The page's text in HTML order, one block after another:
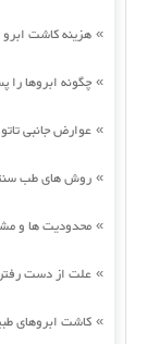
» هزینه کاشت ابرو
» چگونه ابروها
» عوارض جانبی
» روش های طب
» محدودیت ها و
» علت از دست
» کاشت ابروهای